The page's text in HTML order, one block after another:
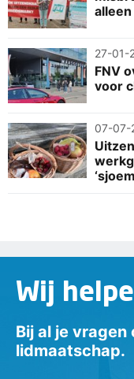
27-01-
FNV
voor
07-07-
Wij
Bij al je
lidmaatschap.